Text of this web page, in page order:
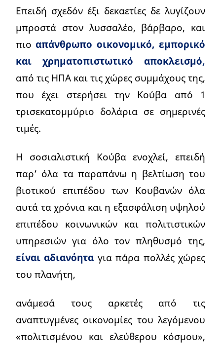
Επειδή σχεδόν έξι δεκαετίες δε λυγίζουν
μπροστά στον λυσσαλέο, βάρβαρο, και
πιοαπάνθρωπο οικονομικό, εμπορικό
και χρηματοπιστωτικό αποκλεισμό,
από τις ΗΠΑ και τις χώρες συμμάχους της,
που έχει στερήσει την Κούβα από 1
τρισεκατομμύριο δολάρια σε σημερινές
τιμές.
Η σοσιαλιστική Κούβα ενοχλεί, επειδή
παρ’ όλα τα παραπάνω η βελτίωση του
βιοτικού επιπέδου των Κουβανών όλα
αυτά τα χρόνια και η εξασφάλιση υψηλού
επιπέδου κοινωνικών και πολιτιστικών
υπηρεσιών για όλο τον πληθυσμό της,
είναι αδιανόητα για πάρα πολλές χώρες
του πλανήτη,
ανάμεσά τους αρκετές από τις
αναπτυγμένες οικονομίες του λεγόμενου
«πολιτισμένου και ελεύθερου κόσμου»,